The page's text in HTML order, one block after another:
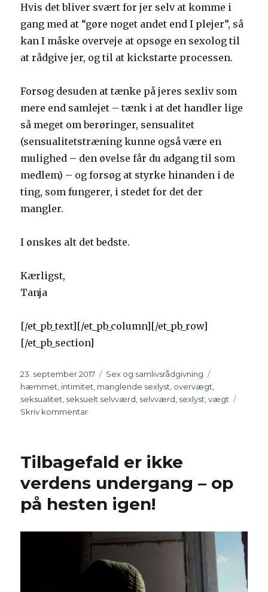
Hvis det bliver svært for jer selv at komme i
gang med at “gøre noget andet end I plejer”, så
kan I måske overveje at opsøge en sexolog til
at rådgive jer, og til at kickstarte processen.
Forsøg desuden at tænke på jeres sexliv som
mere end samlejet – tænk i at det handler lige
så meget om berøringer, sensualitet
(sensualitetstræning kunne også være en
mulighed – den øvelse får du adgang til som
medlem) – og forsøg at styrke hinanden i de
ting, som fungerer, i stedet for det der
mangler.
I ønskes alt det bedste.
Kærligst,
Tanja
[/et_pb_text][/et_pb_column][/et_pb_row]
[/et_pb_section]
Udgivet
23. september 2017 Kategorier
Sex og samlivsrådgivning
hæmmet intimitet manglende sexlyst overvægt
seksualitet seksuelt selvværd selvværd sexlyst ,vægt
Skriv kommentar
sexlivet
lysten
–
hvad
Tilbagefald er ikke
verdens undergang – op
på hesten igen!